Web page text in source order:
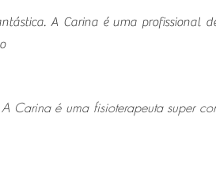
A Carina é uma profissional
Carina é uma fisioterapeuta super